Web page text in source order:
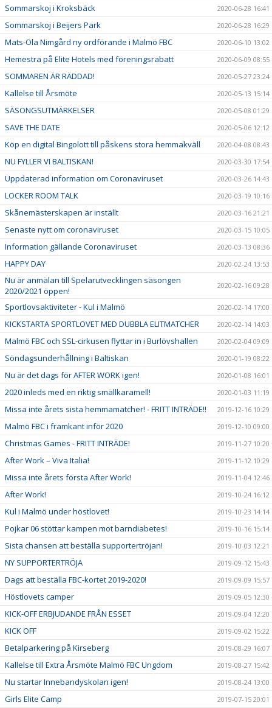
Sommarskoj i Kroksbäck 2020-06-28 16:41
Sommarskoj i Beijers Park 2020-06-28 16:29
Mats-Ola Nimgård ny ordförande i Malmö FBC 2020-06-10 13:02
Hemestra på Elite Hotels med föreningsrabatt 2020-06-09 08:55
SOMMAREN ÄR RÄDDAD! 2020-05-27 23:24
Kallelse till Årsmöte 2020-05-13 15:14
SÄSONGSUTMÄRKELSER 2020-05-08 01:29
SAVE THE DATE 2020-05-06 12:12
Köp en digital Bingolott till påskens stora hemmakväll 2020-04-08 08:43
NU FYLLER VI BALTISKAN! 2020-03-30 17:54
Uppdaterad information om Coronaviruset 2020-03-26 14:43
LOCKER ROOM TALK 2020-03-19 10:16
Skånemästerskapen är inställt 2020-03-16 21:21
Senaste nytt om coronaviruset 2020-03-15 10:05
Information gällande Coronaviruset 2020-03-13 08:36
HAPPY DAY 2020-02-24 13:53
Nu är anmälan till Spelarutvecklingen säsongen
2020/2021 öppen!
2020-02-16 09:28
Sportlovsaktiviteter - Kul i Malmö 2020-02-14 17:00
KICKSTARTA SPORTLOVET MED DUBBLA ELITMATCHER 2020-02-14 14:03
Malmö FBC och SSL-cirkusen flyttar in i Burlövshallen 2020-02-04 09:09
Söndagsunderhållning i Baltiskan 2020-01-19 08:22
Nu är det dags för AFTER WORK igen! 2020-01-08 16:01
2020 inleds med en riktig smällkaramell! 2020-01-03 11:19
Missa inte årets sista hemmamatcher! - FRITT INTRÄDE!! 2019-12-16 10:29
Malmö FBC i framkant inför 2020 2019-12-10 09:00
Christmas Games - FRITT INTRÄDE! 2019-11-27 10:20
After Work – Viva Italia! 2019-11-12 10:29
Missa inte årets första After Work! 2019-11-04 12:46
After Work! 2019-10-24 16:12
Kul i Malmö under höstlovet! 2019-10-23 14:14
Pojkar 06 stöttar kampen mot barndiabetes! 2019-10-16 15:14
Sista chansen att beställa supportertröjan! 2019-10-03 12:21
NY SUPPORTERTRÖJA 2019-09-12 15:43
Dags att beställa FBC-kortet 2019-2020! 2019-09-09 15:57
Höstlovets camper 2019-09-05 12:30
KICK-OFF ERBJUDANDE FRÅN ESSET 2019-09-04 12:20
KICK OFF 2019-09-02 15:22
Betalparkering på Kirseberg 2019-08-29 16:07
Kallelse till Extra Årsmöte Malmö FBC Ungdom 2019-08-27 15:42
Nu startar Innebandyskolan igen! 2019-08-24 13:00
Girls Elite Camp 2019-07-15 20:01